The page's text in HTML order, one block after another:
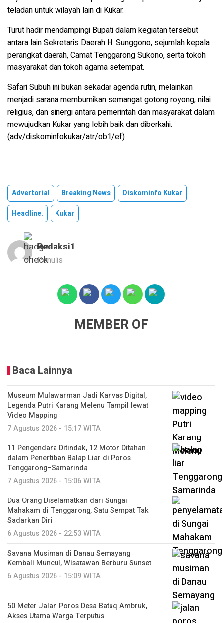
teladan untuk wilayah lain di Kukar.
Turut hadir mendampingi Bupati dalam kegiatan tersebut
antara lain Sekretaris Daerah H. Sunggono, sejumlah kepala
perangkat daerah, Camat Tenggarong Sukono, serta tokoh
masyarakat dan tokoh agama setempat.
Safari Subuh ini bukan sekadar agenda rutin, melainkan
menjadi sarana membumikan semangat gotong royong, nilai
religius, dan sinergi antara pemerintah dan masyarakat dalam
mewujudkan Kukar yang lebih baik dan diberkahi.
(adv/diskominfokukar/atr/ob1/ef)
Advertorial Breaking News
Diskominfo Kukar
Headline.
Kukar
Redaksi1
Penulis
MEMBER OF
Baca Lainnya
Museum Mulawarman Jadi Kanvas Digital,
Legenda Putri Karang Melenu Tampil lewat
Video Mapping
7 Agustus 2026 - 15:17 WITA
11 Pengendara Ditindak, 12 Motor Ditahan
dalam Penertiban Balap Liar di Poros
Tenggarong–Samarinda
7 Agustus 2026 - 15:06 WITA
Dua Orang Diselamatkan dari Sungai
Mahakam di Tenggarong, Satu Sempat Tak
Sadarkan Diri
6 Agustus 2026 - 22:53 WITA
Savana Musiman di Danau Semayang
Kembali Muncul, Wisatawan Berburu Sunset
6 Agustus 2026 - 15:09 WITA
50 Meter Jalan Poros Desa Batuq Ambruk,
Akses Utama Warga Terputus